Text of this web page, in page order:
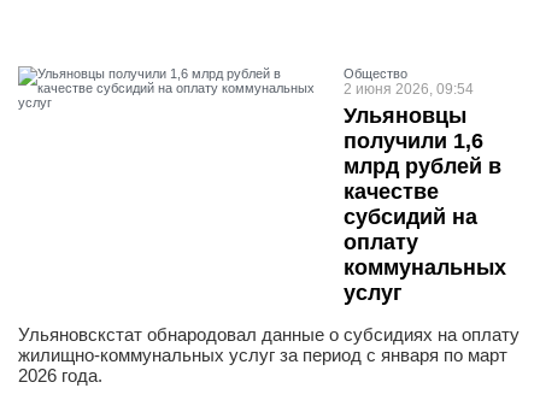
Общество
2 июня 2026, 09:54
Ульяновцы
получили 1,6
млрд рублей в
качестве
субсидий на
оплату
коммунальных
услуг
Ульяновскстат обнародовал данные о субсидиях на оплату
жилищно-коммунальных услуг за период с января по март
2026 года.